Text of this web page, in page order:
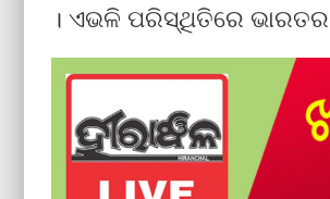
। ଏଭଳି ପରିସ୍ଥିତିରେ ଭାରତର